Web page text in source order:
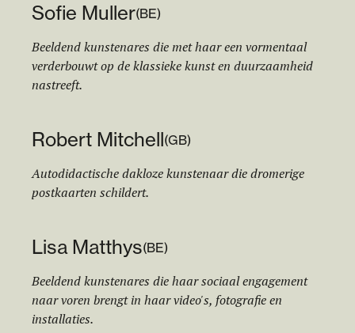
Sofie Muller(BE)
Beeldend kunstenares die met haar een vormentaal
verderbouwt op de klassieke kunst en duurzaamheid
nastreeft.
Robert Mitchell(GB)
Autodidactische dakloze kunstenaar die dromerige
postkaarten schildert.
Lisa Matthys(BE)
Beeldend kunstenares die haar sociaal engagement
naar voren brengt in haar video's, fotografie en
installaties.